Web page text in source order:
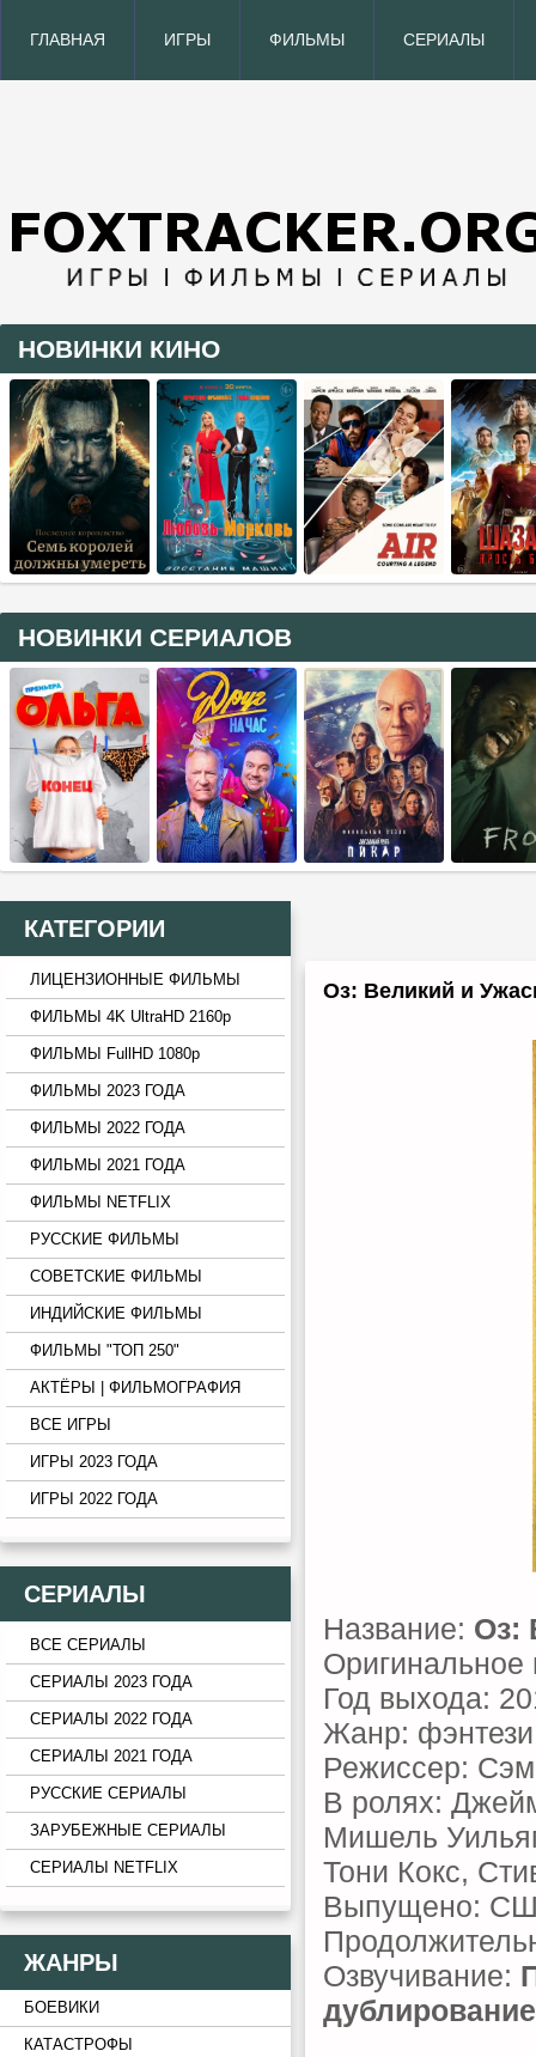
ГЛАВНАЯ ИГРЫ ФИЛЬМЫ СЕРИАЛЫ
НОВИНКИ КИНО
НОВИНКИ СЕРИАЛОВ
КАТЕГОРИИ
ЛИЦЕНЗИОННЫЕ ФИЛЬМЫ
ФИЛЬМЫ 4K UltraHD 2160p
ФИЛЬМЫ FullHD 1080p
ФИЛЬМЫ 2023 ГОДА
ФИЛЬМЫ 2022 ГОДА
ФИЛЬМЫ 2021 ГОДА
ФИЛЬМЫ NETFLIX
РУССКИЕ ФИЛЬМЫ
СОВЕТСКИЕ ФИЛЬМЫ
ИНДИЙСКИЕ ФИЛЬМЫ
ФИЛЬМЫ "ТОП 250"
АКТЁРЫ | ФИЛЬМОГРАФИЯ
ВСЕ ИГРЫ
ИГРЫ 2023 ГОДА
ИГРЫ 2022 ГОДА
СЕРИАЛЫ
ВСЕ СЕРИАЛЫ
СЕРИАЛЫ 2023 ГОДА
СЕРИАЛЫ 2022 ГОДА
СЕРИАЛЫ 2021 ГОДА
РУССКИЕ СЕРИАЛЫ
ЗАРУБЕЖНЫЕ СЕРИАЛЫ
СЕРИАЛЫ NETFLIX
ЖАНРЫ
БОЕВИКИ
КАТАСТРОФЫ
Оз: Великий и
Название: Оз:
Оригинальное
Год выхода:
Жанр:
Режиссер:
В ролях:
Мишель
Тони Кокс,
Выпущено:
Озвучивание: